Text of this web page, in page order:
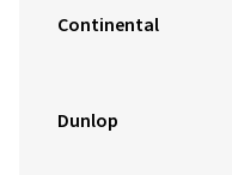
Continental
Dunlop